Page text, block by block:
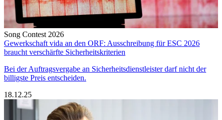
Song Contest 2026
Gewerkschaft vida an den ORF: Ausschreibung für ESC 2026
braucht verschärfte Sicherheitskriterien
Bei der Auftragsvergabe an Sicherheitsdienstleister darf nicht der
billigste Preis entscheiden.
18.12.25